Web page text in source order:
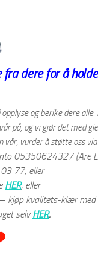
fra dere for å
og berike dere
på, og vi gjør det med
vår, vurder å støtte oss via
05350624327 (Are
77, eller
HER, eller
kjøp kvalitets-klær med
selvHER.